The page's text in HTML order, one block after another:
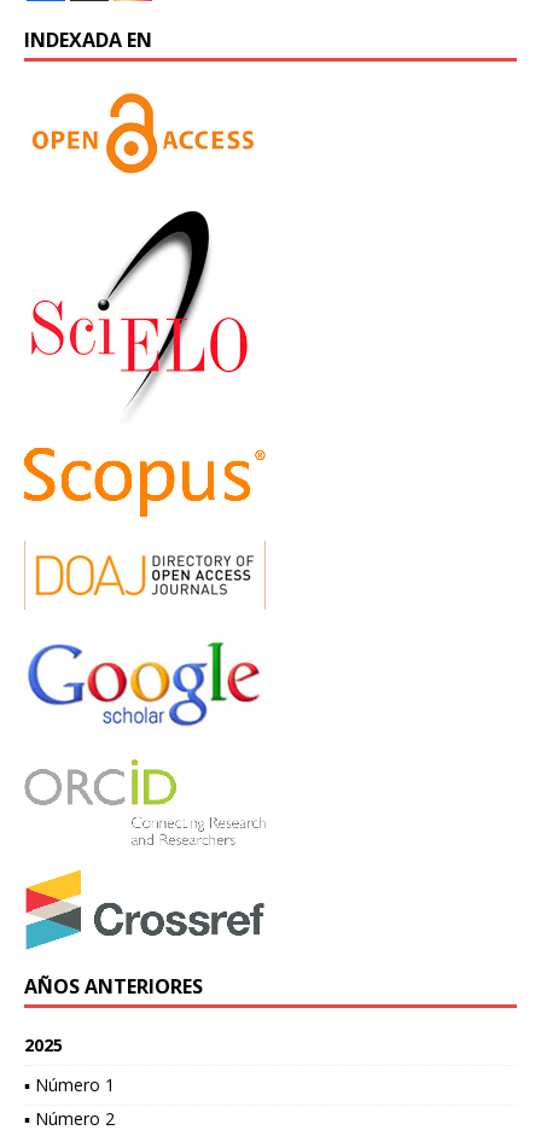
INDEXADA EN
AÑOS ANTERIORES
2025
▪ Número 1
▪ Número 2